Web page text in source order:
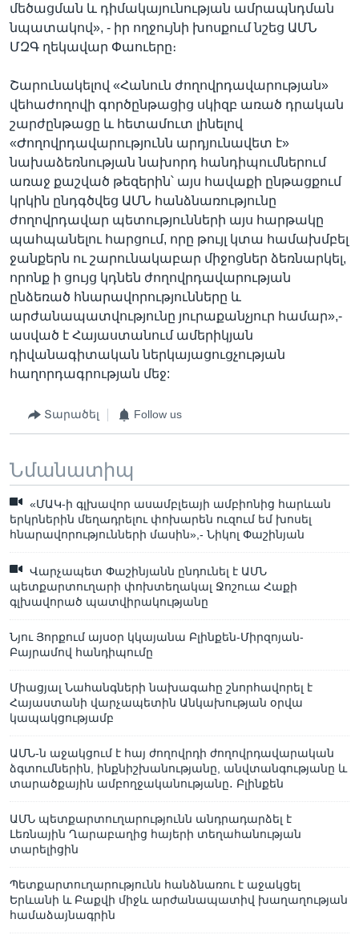
մեծացման և դիմակայունության ամրապնդման
նպատակով», - իր ողջույնի խոսքում նշեց ԱՄՆ
ՄԶԳ ղեկավար Փաուերը։
Շարունակելով «Հանուն ժողովրդավարության»
վեհաժողովի գործընթացից սկիզբ առած դրական
շարժընթացը և հետամուտ լինելով
«Ժողովրդավարությունն արդյունավետ է»
նախաձեռնության նախորդ հանդիպումներում
առաջ քաշված թեզերին՝ այս հավաքի ընթացքում
կրկին ընդգծվեց ԱՄՆ հանձնառությունը
ժողովրդավար պետությունների այս հարթակը
պահպանելու հարցում, որը թույլ կտա համախմբել
ջանքերն ու շարունակաբար միջոցներ ձեռնարկել,
որոնք ի ցույց կդնեն ժողովրդավարության
ընձեռած հնարավորությունները և
արժանապատվությունը յուրաքանչյուր համար»,-
ասված է Հայաստանում ամերիկյան
դիվանագիտական ներկայացուցչության
հաղորդագրության մեջ:
Տարածել Follow us
Նմանատիպ
«ՄԱԿ-ի գլխավոր ասամբլեայի ամբիոնից հարևան
երկրներին մեղադրելու փոխարեն ուզում եմ խոսել
հնարավորությունների մասին»,- Նիկոլ Փաշինյան
Վարչապետ Փաշինյանն ընդունել է ԱՄՆ
պետքարտուղարի փոխտեղակալ Ջոշուա Հաքի
գլխավորած պատվիրակությանը
Նյու Յորքում այսօր կկայանա Բլինքեն-Միրզոյան-
Բայրամով հանդիպումը
Միացյալ Նահանգների նախագահը շնորհավորել է
Հայաստանի վարչապետին Անկախության օրվա
կապակցությամբ
ԱՄՆ-ն աջակցում է հայ ժողովրդի ժողովրդավարական
ձգտումներին, ինքնիշխանությանը, անվտանգությանը և
տարածքային ամբողջականությանը․ Բլինքեն
ԱՄՆ պետքարտուղարությունն անդրադարձել է
Լեռնային Ղարաբաղից հայերի տեղահանության
տարելիցին
Պետքարտուղարությունն հանձնառու է աջակցել
Երևանի և Բաքվի միջև արժանապատիվ խաղաղության
համաձայնագրին